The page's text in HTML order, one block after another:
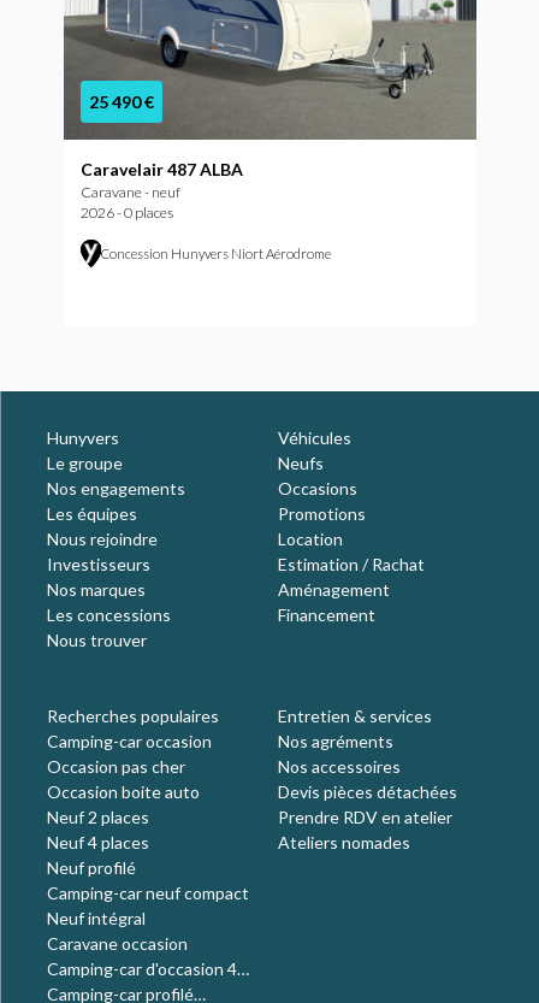
25 490 €
Caravelair 487 ALBA
Caravane - neuf
2026 - 0 places
Concession Hunyvers Niort Aérodrome
Hunyvers
Le groupe
Nos engagements
Les équipes
Nous rejoindre
Investisseurs
Nos marques
Les concessions
Nous trouver
Véhicules
Neufs
Occasions
Promotions
Location
Estimation / Rachat
Aménagement
Financement
Recherches populaires
Camping-car occasion
Occasion pas cher
Occasion boite auto
Neuf 2 places
Neuf 4 places
Neuf profilé
Camping-car neuf compact
Neuf intégral
Caravane occasion
Camping-car d'occasion 4
places
Camping-car profilé
Entretien & services
Nos agréments
Nos accessoires
Devis pièces détachées
Prendre RDV en atelier
Ateliers nomades